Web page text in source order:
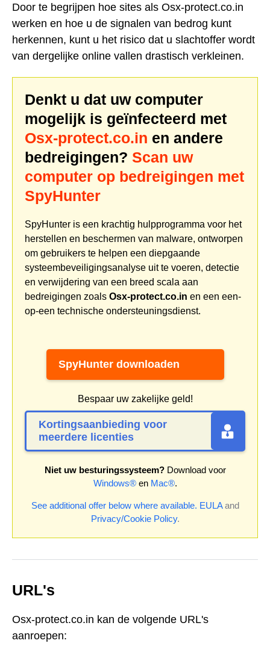
Door te begrijpen hoe sites als Osx-protect.co.in
werken en hoe u de signalen van bedrog kunt
herkennen, kunt u het risico dat u slachtoffer wordt
van dergelijke online vallen drastisch verkleinen.
Denkt u dat uw computer
mogelijk is geïnfecteerd met
Osx-protect.co.in en andere
bedreigingen? Scan uw
computer op bedreigingen met
SpyHunter
SpyHunter is een krachtig hulpprogramma voor het
herstellen en beschermen van malware, ontworpen
om gebruikers te helpen een diepgaande
systeembeveiligingsanalyse uit te voeren, detectie
en verwijdering van een breed scala aan
bedreigingen zoals Osx-protect.co.in en een een-
op-een technische ondersteuningsdienst.
SpyHunter downloaden
Bespaar uw zakelijke geld!
Kortingsaanbieding voor
meerdere licenties
Niet uw besturingssysteem?Download voor
Windows®en Mac®.
See additional offer below where available. EULAand
Privacy/Cookie Policy.
URL's
Osx-protect.co.in kan de volgende URL's
aanroepen: